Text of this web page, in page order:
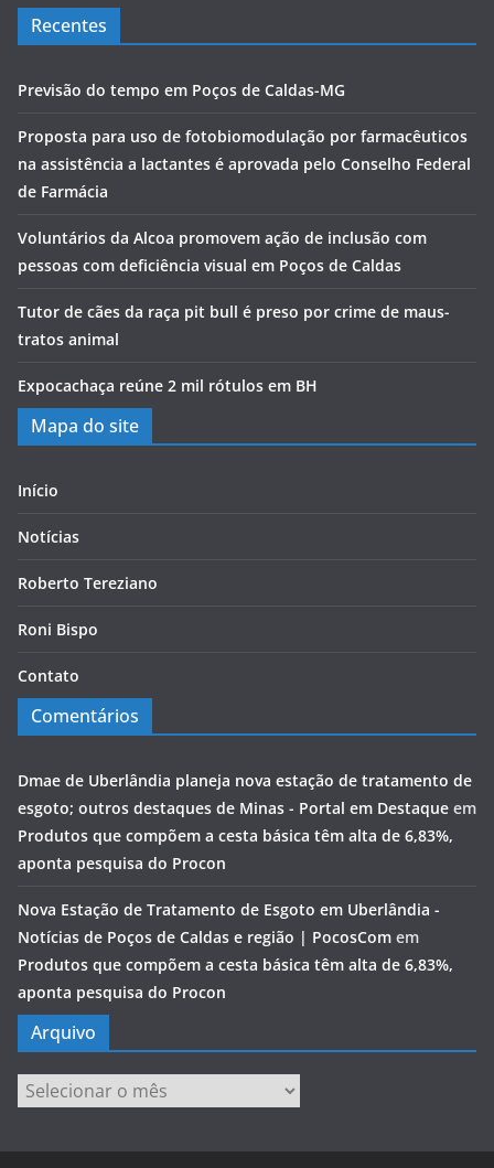
Recentes
Previsão do tempo em Poços de Caldas-MG
Proposta para uso de fotobiomodulação por farmacêuticos
na assistência a lactantes é aprovada pelo Conselho Federal
de Farmácia
Voluntários da Alcoa promovem ação de inclusão com
pessoas com deficiência visual em Poços de Caldas
Tutor de cães da raça pit bull é preso por crime de maus-
tratos animal
Expocachaça reúne 2 mil rótulos em BH
Mapa do site
Início
Notícias
Roberto Tereziano
Roni Bispo
Contato
Comentários
Dmae de Uberlândia planeja nova estação de tratamento de
esgoto; outros destaques de Minas - Portal em Destaque em
Produtos que compõem a cesta básica têm alta de 6,83%,
aponta pesquisa do Procon
Nova Estação de Tratamento de Esgoto em Uberlândia -
Notícias de Poços de Caldas e região | PocosCom em
Produtos que compõem a cesta básica têm alta de 6,83%,
aponta pesquisa do Procon
Arquivo
Arquivo